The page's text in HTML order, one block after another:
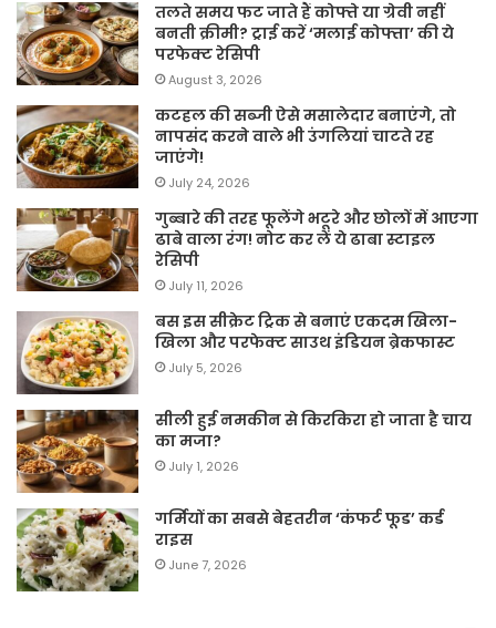
तलते समय फट जाते हैं कोफ्ते या ग्रेवी नहीं
बनती क्रीमी? ट्राई करें ‘मलाई कोफ्ता’ की ये
परफेक्ट रेसिपी
August 3, 2026
कटहल की सब्जी ऐसे मसालेदार बनाएंगे, तो
नापसंद करने वाले भी उंगलियां चाटते रह
जाएंगे!
July 24, 2026
गुब्बारे की तरह फूलेंगे भटूरे और छोलों में आएगा
ढाबे वाला रंग! नोट कर लें ये ढाबा स्टाइल
रेसिपी
July 11, 2026
बस इस सीक्रेट ट्रिक से बनाएं एकदम खिला-
खिला और परफेक्ट साउथ इंडियन ब्रेकफास्ट
July 5, 2026
सीली हुई नमकीन से किरकिरा हो जाता है चाय
का मजा?
July 1, 2026
गर्मियों का सबसे बेहतरीन ‘कंफर्ट फूड’ कर्ड
राइस
June 7, 2026